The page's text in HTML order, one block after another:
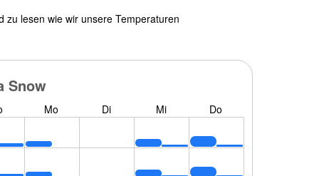
lesen wie wir unsere Temperaturen